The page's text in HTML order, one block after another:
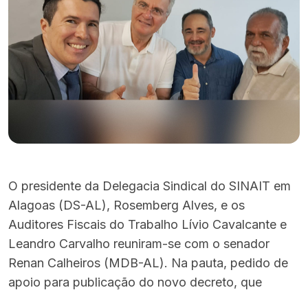
O presidente da Delegacia Sindical do SINAIT em
Alagoas (DS-AL), Rosemberg Alves, e os
Auditores Fiscais do Trabalho Lívio Cavalcante e
Leandro Carvalho reuniram-se com o senador
Renan Calheiros (MDB-AL). Na pauta, pedido de
apoio para publicação do novo decreto, que